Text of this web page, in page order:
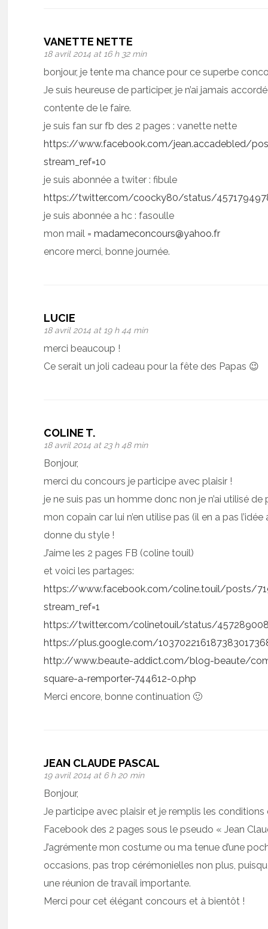
VANETTE NETTE
18 avril 2014 at 16 h 32 min
bonjour, je tente ma chance pour ce superbe
Je suis heureuse de participer, je n’ai jamais
contente de le faire.
je suis fan sur fb des 2 pages : vanette nette
https://www.facebook.com/jean.accadebled/
stream_ref=10
je suis abonnée a twiter : fibule
https://twitter.com/coocky80/status/
je suis abonnée a hc : fasoulle
mon mail =madameconcours@yahoo.fr
encore merci, bonne journée.
LUCIE
18 avril 2014 at 19 h 44 min
merci beaucoup !
Ce serait un joli cadeau pour la fête des Papas 😉
COLINE T.
18 avril 2014 at 23 h 48 min
Bonjour,
merci du concours je participe avec plaisir !
je ne suis pas un homme donc non je n’ai utilisé
mon copain car lui n’en utilise pas (il en a pas
donne du style !
J’aime les 2 pages FB (coline touil)
et voici les partages:
https://www.facebook.com/coline.touil/posts/
stream_ref=1
https://twitter.com/colinetouil/status/
https://plus.google.com/
http://www.beaute-addict.com/blog-beaute/
square-a-remporter-744612-0.php
Merci encore, bonne continuation 🙂
JEAN CLAUDE PASCAL
19 avril 2014 at 6 h 20 min
Bonjour,
Je participe avec plaisir et je remplis les
Facebook des 2 pages sous le pseudo « Jean
J’agrémente mon costume ou ma tenue d’une
occasions, pas trop cérémonielles non plus,
une réunion de travail importante.
Merci pour cet élégant concours et à bientôt !